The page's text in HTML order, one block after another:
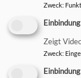
Zweck:
Zeigt
Zweck: